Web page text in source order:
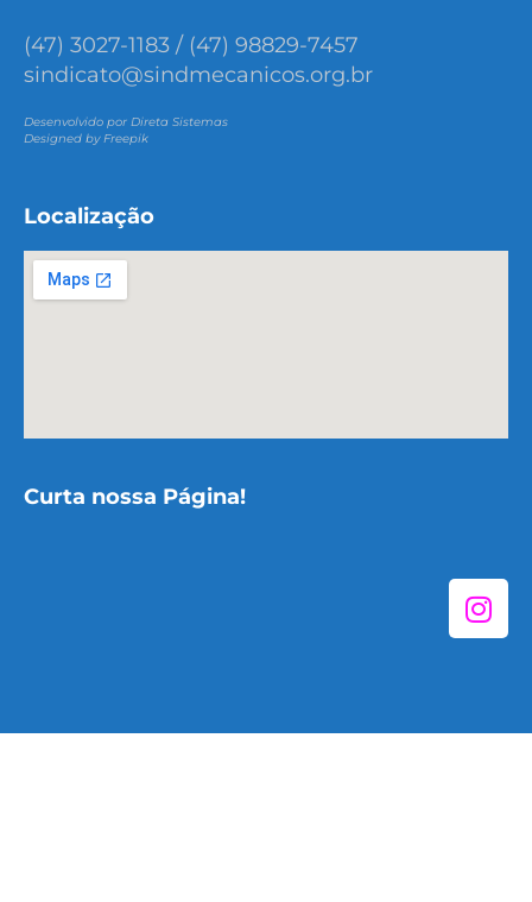
(47) 3027-1183 / (47) 98829-7457
sindicato@sindmecanicos.org.br
Desenvolvido por Direta Sistemas
Designed by Freepik
Localização
Curta nossa Página!